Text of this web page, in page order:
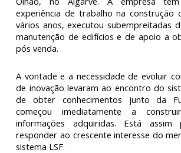
experiência de trabalho na construção
vários anos, executou subempreitadas
manutenção de edifícios e de apoio a
pós venda.
A vontade e a necessidade de evoluir
de inovação levaram ao encontro do
de obter conhecimentos junto da
começou imediatamente a
informações adquiridas. Está assim
responder ao crescente interesse do
sistema LSF.